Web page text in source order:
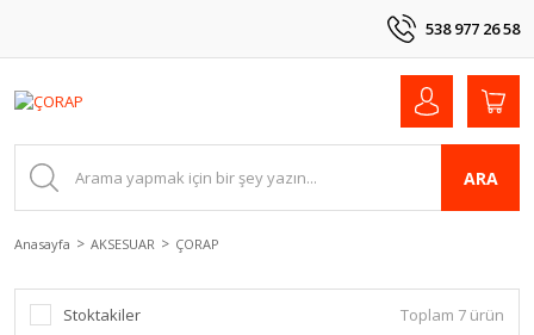
538 977 26 58
ARA
Anasayfa AKSESUAR ÇORAP
Stoktakiler Toplam 7 ürün